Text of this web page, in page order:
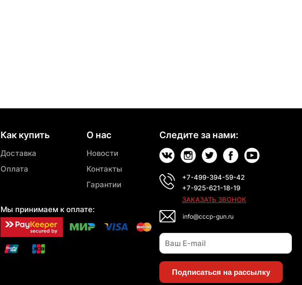
Как купить
Доставка
Оплата
Мы принимаем к оплате:
О нас
Новости
Контакты
Гарантии
Следите за нами:
+7-499-394-59-42
+7-925-621-18-19
ЗАКАЗАТЬ ЗВОНОК
info@cccp-gun.ru
Подписаться на рассылку